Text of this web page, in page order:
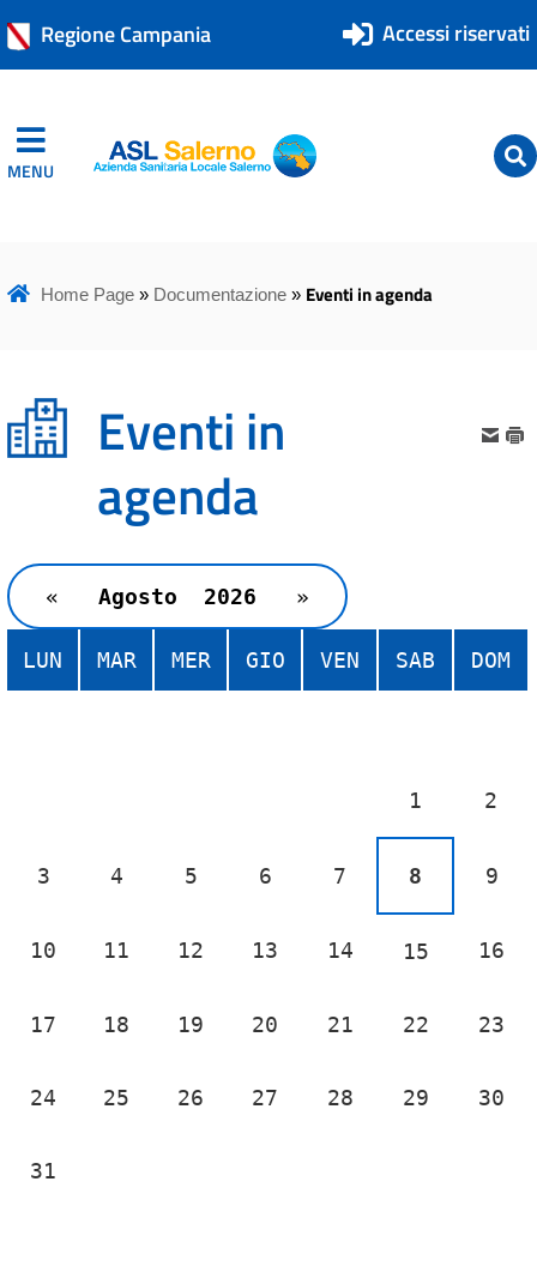
Regione Campania Accessi riservati
MENU ASL Salerno
ASL Salerno
Home Page» Documentazione» Eventi in agenda
Eventi in
agenda
« Agosto  2026 »
LUN MAR MER GIO VEN SAB DOM
1 2
3 4 5 6 7 8 9
10 11 12 13 14 15 16
17 18 19 20 21 22 23
24 25 26 27 28 29 30
31